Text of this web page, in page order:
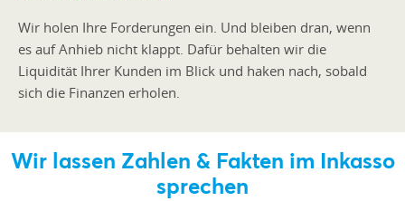
Wir holen Ihre Forderungen ein. Und bleiben dran, wenn
es auf Anhieb nicht klappt. Dafür behalten wir die
Liquidität Ihrer Kunden im Blick und haken nach, sobald
sich die Finanzen erholen.
Wir lassen Zahlen & Fakten im Inkasso
sprechen